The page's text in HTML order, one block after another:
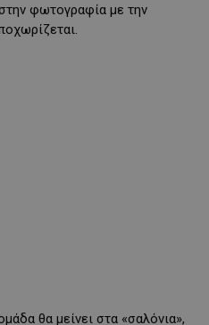
φωτογραφία με την
θα μείνει στα «σαλόνια»,